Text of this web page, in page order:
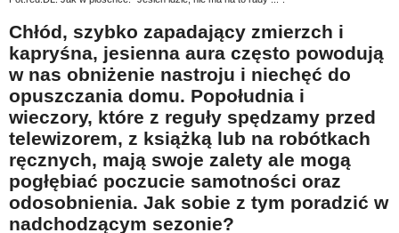
Hobby i pasje
Żyj aktywnie
60plus - najcenniejsi klienci
Dobra opieka
Warto naśladować
Coś dla ducha
Smacznie i zdrowo
Chłód, szybko zapadający zmierzch i
kapryśna, jesienna aura często powodują
w nas obniżenie nastroju i niechęć do
opuszczania domu. Popołudnia i
wieczory, które z reguły spędzamy przed
telewizorem, z książką lub na robótkach
ręcznych, mają swoje zalety ale mogą
pogłębiać poczucie samotności oraz
odosobnienia. Jak sobie z tym poradzić w
nadchodzącym sezonie?